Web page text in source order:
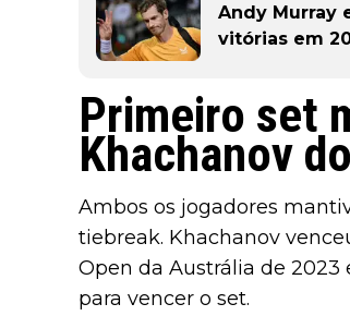
Andy Murray
vitórias em
Primeiro set
Khachanov
Ambos os jogadores
tiebreak. Khachanov
Open da Austrália de 2023
para vencer o set.